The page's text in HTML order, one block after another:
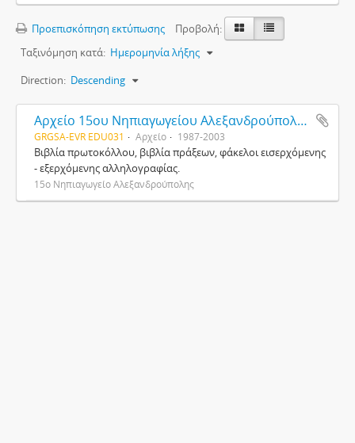
Προεπισκόπηση εκτύπωσης
Προβολή:
Ταξινόμηση κατά: Ημερομηνία λήξης
Direction: Descending
Αρχείο 15ου Νηπιαγωγείου Αλεξανδρούπολης
GRGSA-EVR EDU031 Αρχείο 1987-2003
Βιβλία πρωτοκόλλου, βιβλία πράξεων, φάκελοι εισερχόμενης
- εξερχόμενης αλληλογραφίας.
15ο Νηπιαγωγείο Αλεξανδρούπολης